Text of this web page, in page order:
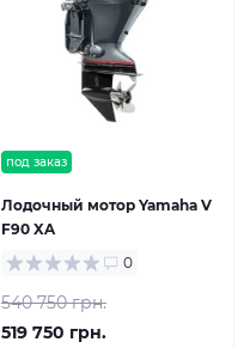
под заказ
Лодочный мотор Yamaha V
F90 XA
0
540 750 грн.
519 750 грн.